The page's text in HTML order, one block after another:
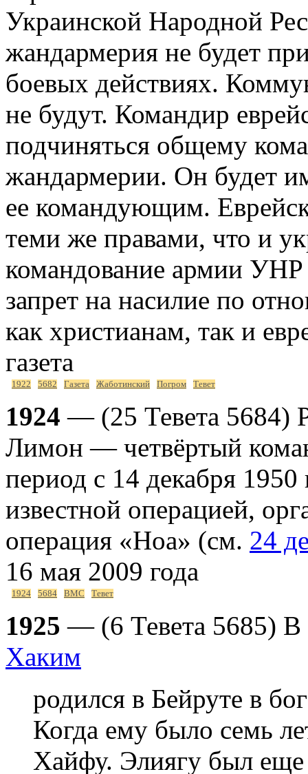
Украинской Народной
жандармерия не будет
боевых действиях.
не будут. Командир
подчиняться общему
жандармерии. Он будет
ее командующим.
теми же правами, что и
командование армии
запрет на насилие по
как христианам, так и
газета
1922 5682 Газета Жаботинский Погром Тевет
1924 — (25 Тевета 5684)
Лимон — четвёртый
период с 14 декабря
известной операцией,
операция «Ноа» (см. 24
16 мая 2009 года
1924 5684 ВМС Тевет
1925 — (6 Тевета 5685) В
Хаким
родился в Бейруте в
Когда ему было семь
Хайфу. Элиягу был еще